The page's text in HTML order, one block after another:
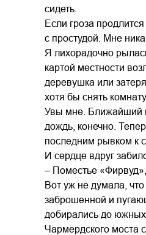
сидеть.
Если гроза
с простудой. Мне
Я лихорадочно
картой местности
деревушка или
хотя бы снять
Увы мне. Ближайший
дождь, конечно.
последним рывком к
И сердце вдруг
– Поместье
Вот уж не думала,
заброшенной и
добирались до
Чармердского моста